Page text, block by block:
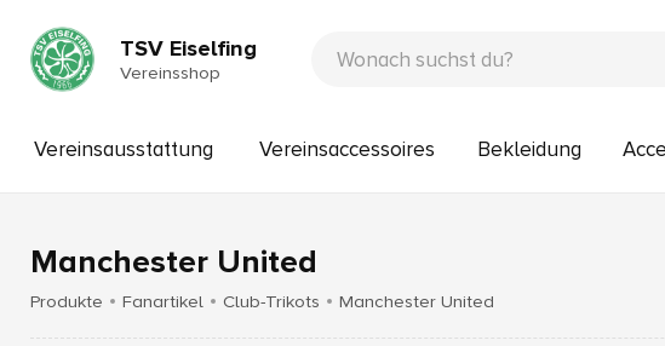
TSV Eiselfing
Vereinsshop
Vereinsausstattung Vereinsaccessoires Bekleidung
Manchester United
Produkte Fanartikel Club-Trikots Manchester United